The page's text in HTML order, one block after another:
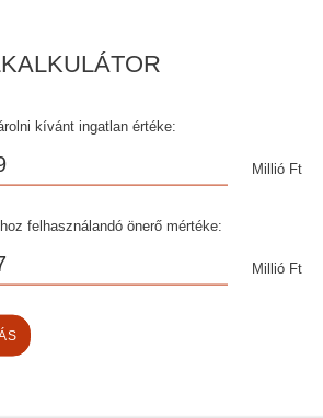
kívánt ingatlan értéke:
Millió Ft
felhasználandó önerő mértéke:
Millió Ft